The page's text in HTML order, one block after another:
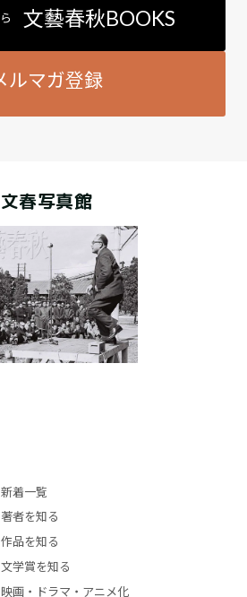
ら 文藝春秋BOOKS
ルマガ登録
文春写真館
新着一覧
著者を知る
作品を知る
文学賞を知る
映画・ドラマ・アニメ化